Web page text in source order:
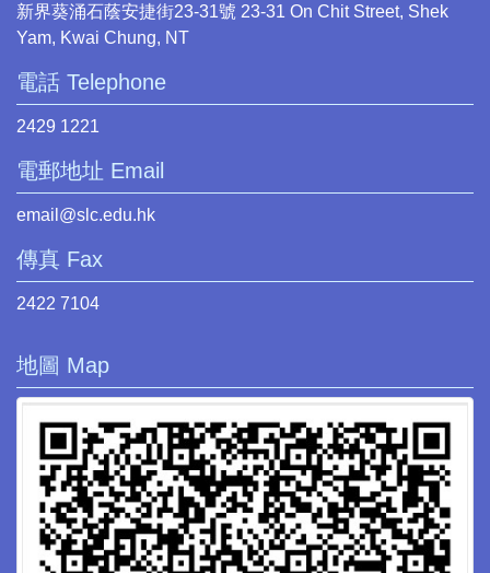
新界葵涌石蔭安捷街23-31號 23-31 On Chit Street, Shek
Yam, Kwai Chung, NT
電話 Telephone
2429 1221
電郵地址 Email
email@slc.edu.hk
傳真 Fax
2422 7104
地圖 Map